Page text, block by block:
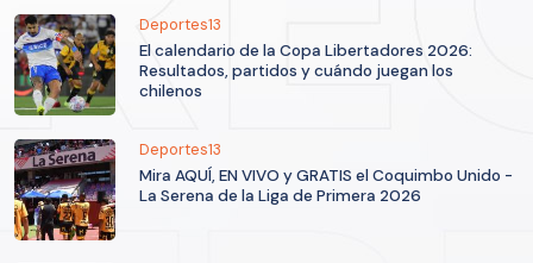
Deportes13
El calendario de la Copa Libertadores 2026:
Resultados, partidos y cuándo juegan los
chilenos
Deportes13
Mira AQUÍ, EN VIVO y GRATIS el Coquimbo Unido -
La Serena de la Liga de Primera 2026